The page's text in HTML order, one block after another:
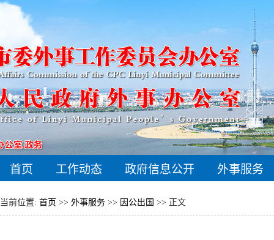
首页 工作动态 政府信息公开 外事服务
当前位置: 首页 >> 外事服务 >> 因公出国 >> 正文